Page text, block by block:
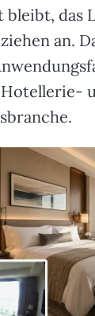
bleibt, das
an.